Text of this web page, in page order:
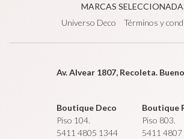
MARCAS
Universo Deco
Términos y
Av. Alvear 1807, Recoleta.
Boutique Deco
Piso 104.
5411 4805 1344
Boutique
Piso 803.
5411 4807